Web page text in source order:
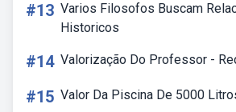
#13 Varios Filosofos Buscam
Historicos
#14 Valorização Do Professor -
#15 Valor Da Piscina De 5000